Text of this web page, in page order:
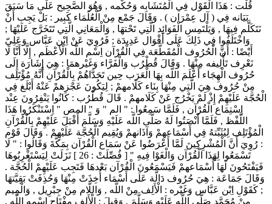
قُلْت : هَذَا الْقَوْل فِي الْمُتَشَابِه وَحُكْمه , وَهُوَ الصَّحِيح عَلَى مَا سَبَقَ
بَيَانه فِي ( آل عِمْرَان ) . وَقَالَ جَمْع مِنْ الْعُلَمَاء كَبِير : بَلْ يَجِب أَنْ
نَتَكَلَّم فِيهَا , وَيَلْتَمِس الْفَوَائِد الَّتِي تَحْتهَا , وَالْمَعَانِي الَّتِي تَتَخَرَّج عَلَيْهَا ;
وَاخْتَلَفُوا فِي ذَلِكَ عَلَى أَقْوَال عَدِيدَة ; فَرُوِيَ عَنْ اِبْن عَبَّاس وَعَلِيّ
أَيْضًا : أَنَّ الْحُرُوف الْمُقَطَّعَة فِي الْقُرْآن اِسْم اللَّه الْأَعْظَم , إِلَّا أَنَّا لَا
نَعْرِف تَأْلِيفه مِنْهَا . وَقَالَ قُطْرُب وَالْفَرَّاء وَغَيْرهمَا : هِيَ إِشَارَة إِلَى
حُرُوف الْهِجَاء أَعْلَمَ اللَّه بِهَا الْعَرَب حِين تَحَدَّاهُمْ بِالْقُرْآنِ أَنَّهُ مُؤْتَلِف
مِنْ حُرُوف هِيَ الَّتِي مِنْهَا بِنَاء كَلَامهمْ ; لِيَكُونَ عَجْزهمْ عَنْهُ أَبْلَغ فِي
الْحُجَّة عَلَيْهِمْ إِذْ لَمْ يَخْرُج عَنْ كَلَامهمْ . قَالَ قُطْرُب : كَانُوا يَنْفِرُونَ عِنْد
اِسْتِمَاع الْقُرْآن , فَلَمَّا سَمِعُوا : " الم " وَ " المص " اِسْتَنْكَرُوا هَذَا
اللَّفْظ , فَلَمَّا أَنْصَتُوا لَهُ صَلَّى اللَّه عَلَيْهِ وَسَلَّمَ أَقْبَلَ عَلَيْهِمْ بِالْقُرْآنِ
الْمُؤْتَلِف لِيُثَبِّتهُ فِي أَسْمَاعهمْ وَآذَانهمْ وَيُقِيم الْحُجَّة عَلَيْهِمْ . وَقَالَ قَوْم
: رُوِيَ أَنَّ الْمُشْرِكِينَ لَمَّا أَعْرَضُوا عَنْ سَمَاع الْقُرْآن بِمَكَّةَ وَقَالُوا : " لَا
تَسْمَعُوا لِهَذَا الْقُرْآن وَالْغَوْا فِيهِ " [ فُصِّلَتْ : 26 ] نَزَلَتْ لِيَسْتَغْرِبُوهَا
فَيَفْتَحُونَ لَهَا أَسْمَاعهمْ فَيَسْمَعُونَ الْقُرْآن بَعْدهَا فَتَجِب عَلَيْهِمْ الْحُجَّة .
وَقَالَ جَمَاعَة : هِيَ حُرُوف دَالَّة عَلَى أَسْمَاء أُخِذَتْ مِنْهَا وَحُذِفَتْ بَقِيَّتهَا
; كَقَوْلِ اِبْن عَبَّاس وَغَيْره : الْأَلِف مِنْ اللَّه , وَاللَّام مِنْ جِبْرِيل , وَالْمِيم
مِنْ مُحَمَّد صَلَّى اللَّه عَلَيْهِ وَسَلَّمَ . وَقِيلَ : الْأَلِف مِفْتَاح اِسْمه اللَّه ,